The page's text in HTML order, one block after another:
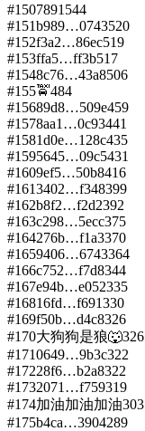
#1507891 544
#151b989…0743520
#152f3a2…86ec519
#153ffa5…ff3b517
#1548c76…43a8506
#155🚖484
#15689d8…509e459
#1578aa1…0c93441
#1581d0e…128c435
#1595645…09c5431
#1609ef5…50b8416
#1613402…f348399
#162b8f2…f2d2392
#163c298…5ecc375
#164276b…f1a3370
#1659406…6743364
#166c752…f7d8344
#167e94b…e052335
#16816fd…f691330
#169f50b…d4c8326
#170大狗狗是狼🐺326
#1710649…9b3c322
#17228f6…b2a8322
#1732071…f759319
#174加油加油加油303
#175b4ca…3904289